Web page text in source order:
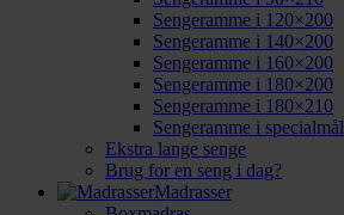
Sengeramme i 120×200
Sengeramme i 140×200
Sengeramme i 160×200
Sengeramme i 180×200
Sengeramme i 180×210
Sengeramme i specialmål
Ekstra lange senge
Brug for en seng i dag?
Madrasser